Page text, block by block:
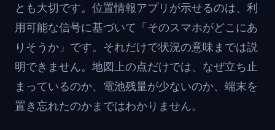
とも大切です。位置情報アプリが示せるのは、利
用可能な信号に基づいて「そのスマホがどこにあ
りそうか」です。それだけで状況の意味までは説
明できません。地図上の点だけでは、なぜ立ち止
まっているのか、電池残量が少ないのか、端末を
置き忘れたのかまではわかりません。